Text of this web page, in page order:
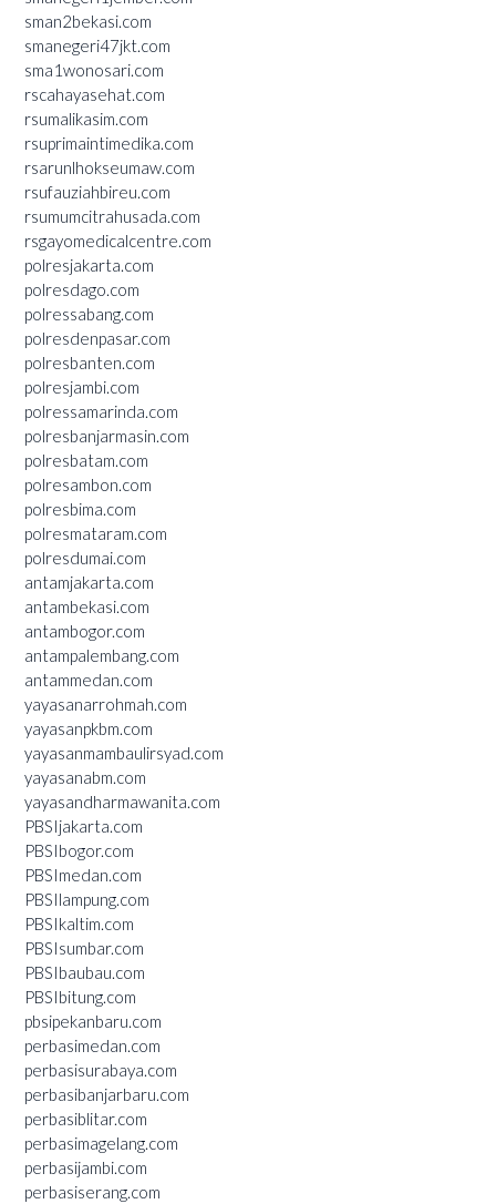
sman2bekasi.com
smanegeri47jkt.com
sma1wonosari.com
rscahayasehat.com
rsumalikasim.com
rsuprimaintimedika.com
rsarunlhokseumaw.com
rsufauziahbireu.com
rsumumcitrahusada.com
rsgayomedicalcentre.com
polresjakarta.com
polresdago.com
polressabang.com
polresdenpasar.com
polresbanten.com
polresjambi.com
polressamarinda.com
polresbanjarmasin.com
polresbatam.com
polresambon.com
polresbima.com
polresmataram.com
polresdumai.com
antamjakarta.com
antambekasi.com
antambogor.com
antampalembang.com
antammedan.com
yayasanarrohmah.com
yayasanpkbm.com
yayasanmambaulirsyad.com
yayasanabm.com
yayasandharmawanita.com
PBSIjakarta.com
PBSIbogor.com
PBSImedan.com
PBSIlampung.com
PBSIkaltim.com
PBSIsumbar.com
PBSIbaubau.com
PBSIbitung.com
pbsipekanbaru.com
perbasimedan.com
perbasisurabaya.com
perbasibanjarbaru.com
perbasiblitar.com
perbasimagelang.com
perbasijambi.com
perbasiserang.com